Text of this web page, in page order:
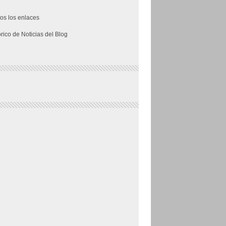
los enlaces
de Noticias del Blog